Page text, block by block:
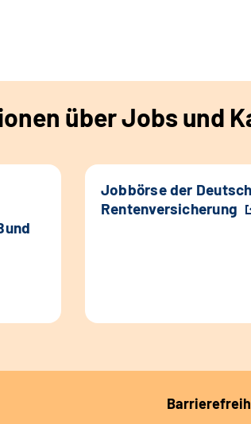
über Jobs und
Jobbörse der
Rentenversicherung